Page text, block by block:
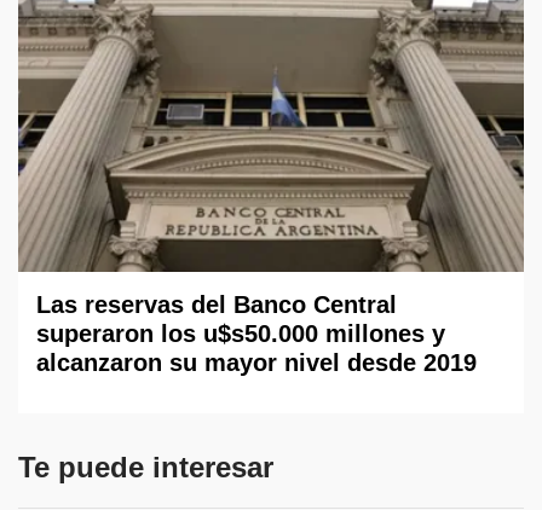
Las reservas del Banco Central
superaron los u$s50.000 millones y
alcanzaron su mayor nivel desde 2019
Te puede interesar